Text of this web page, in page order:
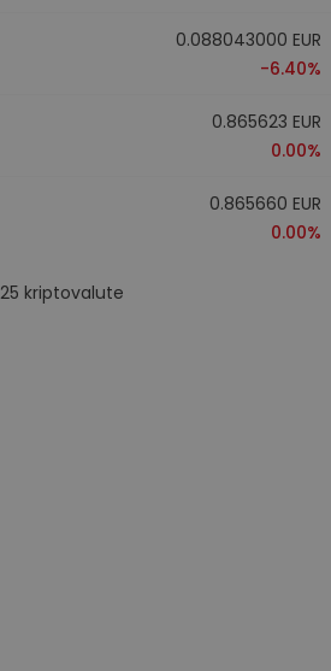
0.088043000 EUR
-6.40%
0.865623 EUR
0.00%
0.865660 EUR
0.00%
25 kriptovalute